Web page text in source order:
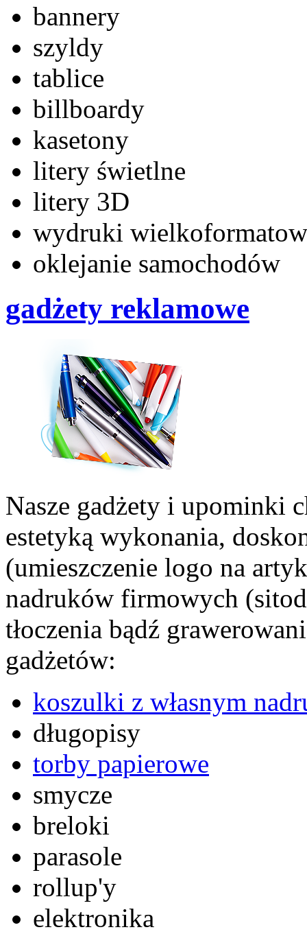
bannery
szyldy
tablice
billboardy
kasetony
litery świetlne
litery 3D
wydruki
oklejanie samochodów
gadżety reklamowe
Nasze gadżety i upominki
estetyką wykonania,
(umieszczenie logo na
nadruków firmowych
tłoczenia bądź
gadżetów:
koszulki z własnym
długopisy
torby papierowe
smycze
breloki
parasole
rollup'y
elektronika